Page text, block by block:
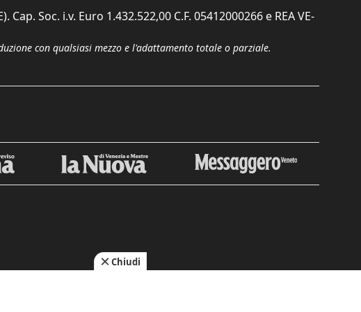
Soc. i.v. Euro 1.432.522,00 C.F. 05412000266 e REA VE-
con qualsiasi mezzo e l'adattamento totale o parziale.
Chiudi